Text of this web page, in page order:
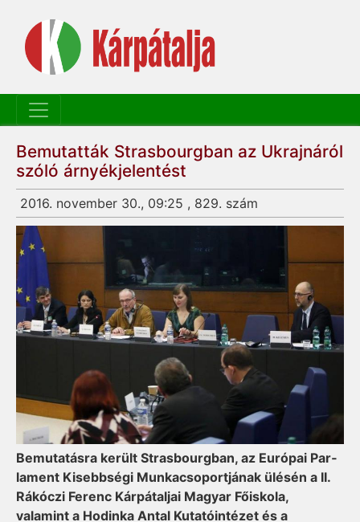
Bemutatták Strasbourgban az Ukrajnáról
szóló árnyékjelentést
2016. november 30., 09:25 , 829. szám
Bemutatásra került Stras­bourg­ban, az Európai Par­
la­ment Kisebbségi Munkacsoportjának ülésén a II.
Rákóczi Ferenc Kárpátaljai Magyar Főiskola,
valamint a Ho­din­ka Antal Kutatóintézet és a